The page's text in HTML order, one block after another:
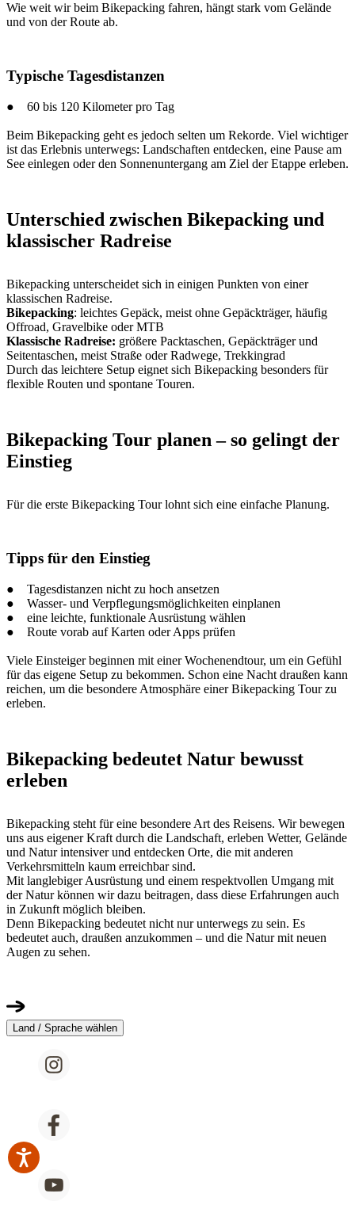
Wie weit wir beim Bikepacking fahren, hängt stark vom Gelände
und von der Route ab.
Typische Tagesdistanzen
● 60 bis 120 Kilometer pro Tag
Beim Bikepacking geht es jedoch selten um Rekorde. Viel wichtiger
ist das Erlebnis unterwegs: Landschaften entdecken, eine Pause am
See einlegen oder den Sonnenuntergang am Ziel der Etappe erleben.
Unterschied zwischen Bikepacking und
klassischer Radreise
Bikepacking unterscheidet sich in einigen Punkten von einer
klassischen Radreise.
Bikepacking: leichtes Gepäck, meist ohne Gepäckträger, häufig
Offroad, Gravelbike oder MTB
Klassische Radreise: größere Packtaschen, Gepäckträger und
Seitentaschen, meist Straße oder Radwege, Trekkingrad
Durch das leichtere Setup eignet sich Bikepacking besonders für
flexible Routen und spontane Touren.
Bikepacking Tour planen – so gelingt der
Einstieg
Für die erste Bikepacking Tour lohnt sich eine einfache Planung.
Tipps für den Einstieg
● Tagesdistanzen nicht zu hoch ansetzen
● Wasser- und Verpflegungsmöglichkeiten einplanen
● eine leichte, funktionale Ausrüstung wählen
● Route vorab auf Karten oder Apps prüfen
Viele Einsteiger beginnen mit einer Wochenendtour, um ein Gefühl
für das eigene Setup zu bekommen. Schon eine Nacht draußen kann
reichen, um die besondere Atmosphäre einer Bikepacking Tour zu
erleben.
Bikepacking bedeutet Natur bewusst
erleben
Bikepacking steht für eine besondere Art des Reisens. Wir bewegen
uns aus eigener Kraft durch die Landschaft, erleben Wetter, Gelände
und Natur intensiver und entdecken Orte, die mit anderen
Verkehrsmitteln kaum erreichbar sind.
Mit langlebiger Ausrüstung und einem respektvollen Umgang mit
der Natur können wir dazu beitragen, dass diese Erfahrungen auch
in Zukunft möglich bleiben.
Denn Bikepacking bedeutet nicht nur unterwegs zu sein. Es
bedeutet auch, draußen anzukommen – und die Natur mit neuen
Augen zu sehen.
Land / Sprache wählen